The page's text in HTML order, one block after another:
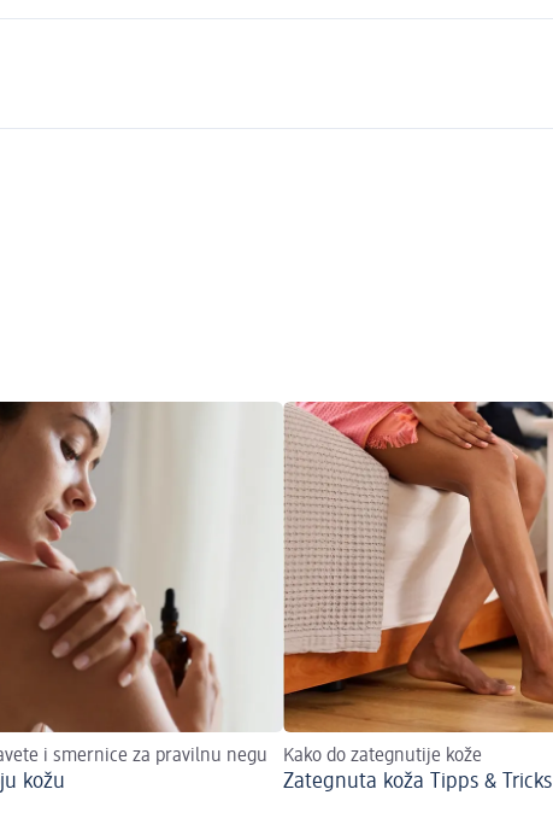
i smernice za pravilnu negu
kožu
Kako do zategnutije kože
Zategnuta koža Tipps & Tricks